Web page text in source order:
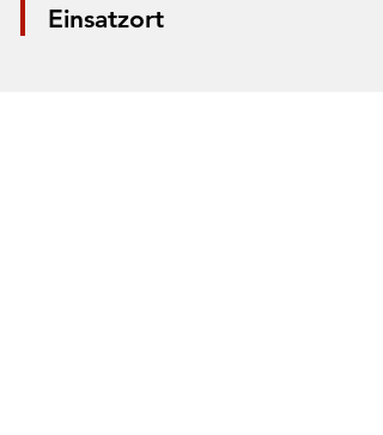
Einsatzort